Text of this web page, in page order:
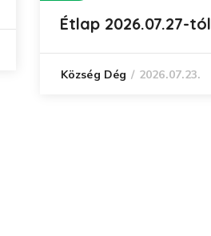
Étlap 2026.07.27-tól
Község Dég 2026.07.23.